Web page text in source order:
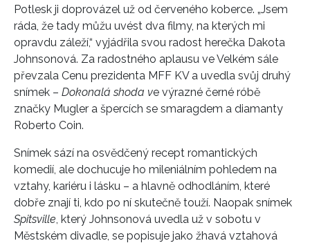
Potlesk ji doprovázel už od červeného koberce. „Jsem
ráda, že tady můžu uvést dva filmy, na kterých mi
opravdu záleží,“ vyjádřila svou radost herečka Dakota
Johnsonová. Za radostného aplausu ve Velkém sále
převzala Cenu prezidenta MFF KV a uvedla svůj druhý
snímek – Dokonalá shoda ve výrazné černé róbě
značky Mugler a špercích se smaragdem a diamanty
Roberto Coin.
Snímek sází na osvědčený recept romantických
komedií, ale dochucuje ho mileniálním pohledem na
vztahy, kariéru i lásku – a hlavně odhodláním, které
dobře znají ti, kdo po ní skutečně touží. Naopak snímek
Spitsville , který Johnsonová uvedla už v sobotu v
Městském divadle, se popisuje jako žhavá vztahová